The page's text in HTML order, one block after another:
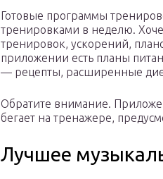
Готовые программы
тренировками в неделю.
тренировок, ускорений,
приложении есть планы
— рецепты, расширенные
Обратите внимание.
бегает на тренажере,
Лучшее